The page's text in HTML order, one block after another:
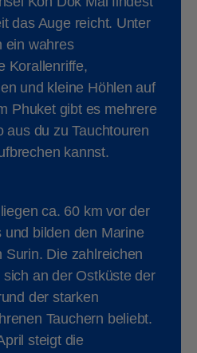
das Auge reicht. Unter
ein wahres
Korallenriffe,
und kleine Höhlen auf
Phuket gibt es mehrere
aus du zu Tauchtouren
kannst.
ca. 60 km vor der
bilden den Marine
Surin. Die zahlreichen
an der Ostküste der
der starken
Tauchern beliebt.
steigt die